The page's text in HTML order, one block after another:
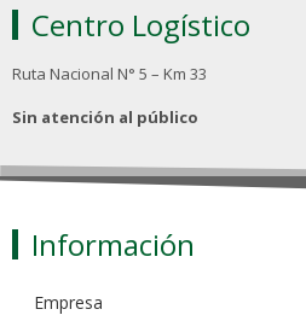
Centro Logístico
Ruta Nacional N° 5 – Km 33
Sin atención al público
Información
Empresa